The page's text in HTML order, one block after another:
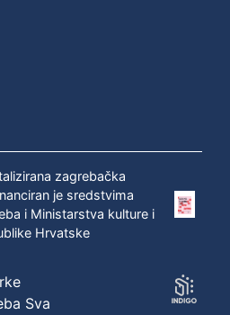
zagrebačka
je sredstvima
i Ministarstva kulture i
Hrvatske
Sva